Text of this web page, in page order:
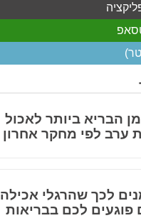
הבריא ביותר לאכול
ערב לפי מחקר אחרון
לכך שהרגלי אכילה
לכם בבריאות